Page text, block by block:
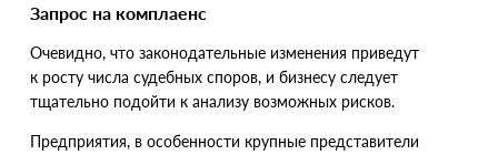
Запрос на комплаенс
Очевидно, что законодательные изменения приведут
к росту числа судебных споров, и бизнесу следует
тщательно подойти к анализу возможных рисков.
Предприятия, в особенности крупные представители